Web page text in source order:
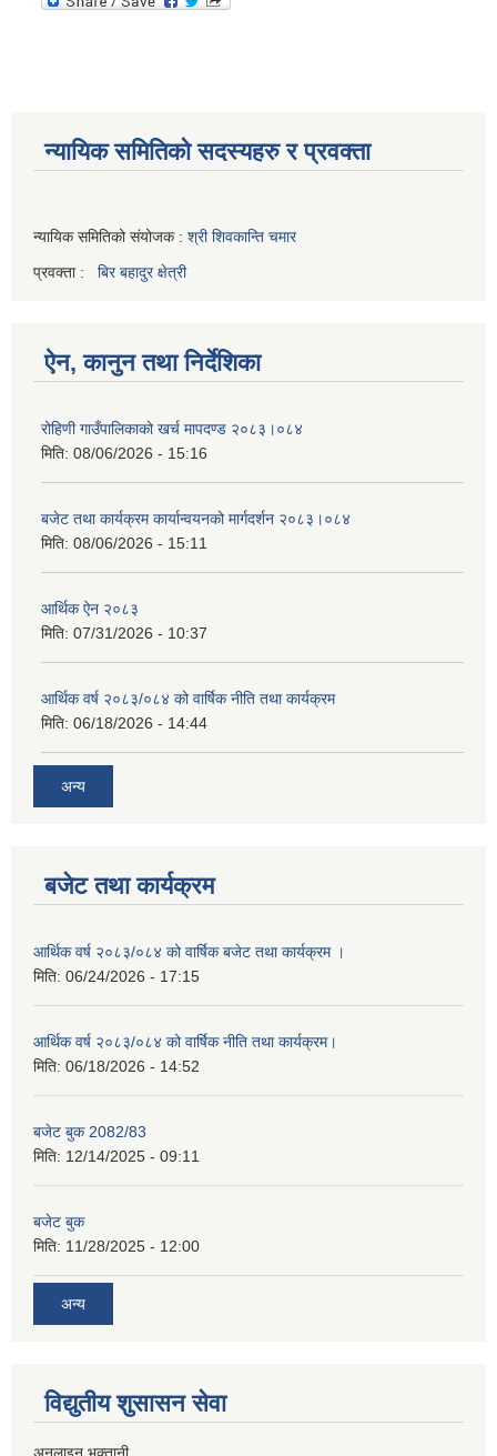
न्यायिक समितिको सदस्यहरु र प्रवक्ता
न्यायिक समितिको संयोजक : श्री शिवकान्ति चमार
प्रवक्ता : बिर बहादुर क्षेत्री
ऐन, कानुन तथा निर्देशिका
रोहिणी गाउँपालिकाको खर्च मापदण्ड २०८३।०८४
मिति: 08/06/2026 - 15:16
बजेट तथा कार्यक्रम कार्यान्वयनको मार्गदर्शन २०८३।०८४
मिति: 08/06/2026 - 15:11
आर्थिक ऐन २०८३
मिति: 07/31/2026 - 10:37
आर्थिक वर्ष २०८३/०८४ को वार्षिक नीति तथा कार्यक्रम
मिति: 06/18/2026 - 14:44
अन्य
बजेट तथा कार्यक्रम
आर्थिक वर्ष २०८३/०८४ को वार्षिक बजेट तथा कार्यक्रम ।
मिति: 06/24/2026 - 17:15
आर्थिक वर्ष २०८३/०८४ को वार्षिक नीति तथा कार्यक्रम।
मिति: 06/18/2026 - 14:52
बजेट बुक 2082/83
मिति: 12/14/2025 - 09:11
बजेट बुक
मिति: 11/28/2025 - 12:00
अन्य
विद्युतीय शुसासन सेवा
अनलाइन भुक्तानी